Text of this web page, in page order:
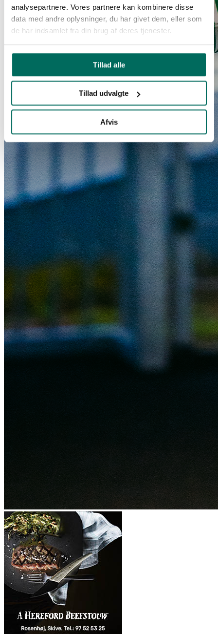
analysepartnere. Vores partnere kan kombinere disse
data med andre oplysninger, du har givet dem, eller som
de har indsamlet fra din brug af deres tjenester.
Tillad alle
Tillad udvalgte
Afvis